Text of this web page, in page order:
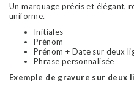
Un marquage précis et élégant,
uniforme.
Initiales
Prénom
Prénom + Date sur deux
Phrase personnalisée
Exemple de gravure sur deux